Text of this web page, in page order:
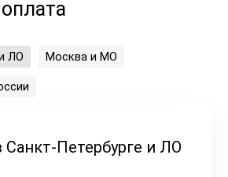
ЛО Москва и МО
Санкт-Петербурге и ЛО